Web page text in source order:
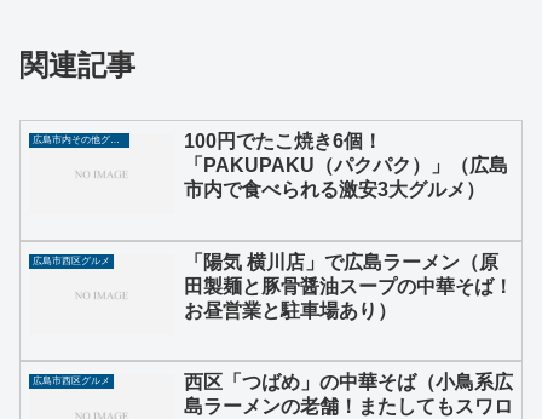
関連記事
広島市内その他グルメ
100円でたこ焼き6個！
「PAKUPAKU（パクパク）」（広島
市内で食べられる激安3大グルメ）
広島市西区グルメ
「陽気 横川店」で広島ラーメン（原
田製麺と豚骨醤油スープの中華そば！
お昼営業と駐車場あり）
広島市西区グルメ
西区「つばめ」の中華そば（小鳥系広
島ラーメンの老舗！またしてもスワロ